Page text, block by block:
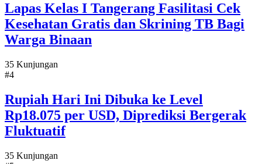
Lapas Kelas I Tangerang Fasilitasi Cek
Kesehatan Gratis dan Skrining TB Bagi
Warga Binaan
35 Kunjungan
#4
Rupiah Hari Ini Dibuka ke Level
Rp18.075 per USD, Diprediksi Bergerak
Fluktuatif
35 Kunjungan